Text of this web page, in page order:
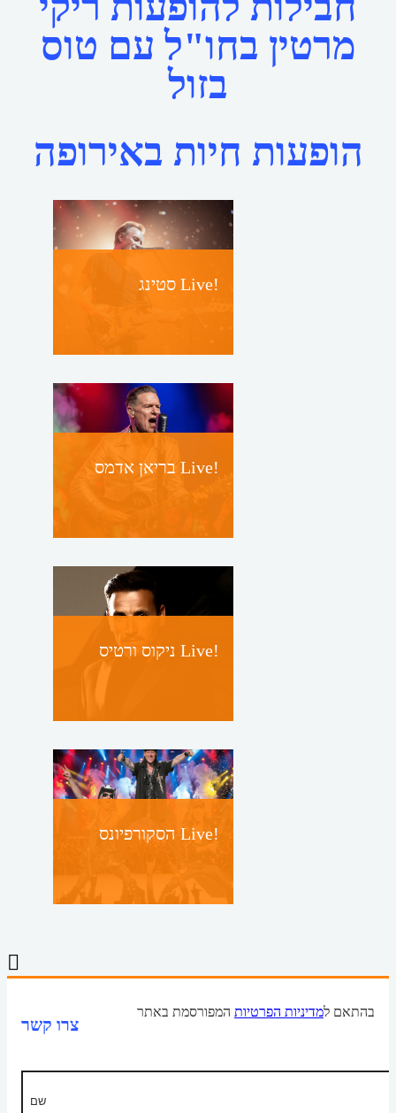
מרטין בחו"ל עם טוס
בזול
הופעות חיות באירופה
סטינג Live!
בריאן אדמס Live!
ניקוס ורטיס Live!
הסקורפיונס Live!
צרו קשר
בהתאם למדיניות הפרטיות המפורסמת באתר